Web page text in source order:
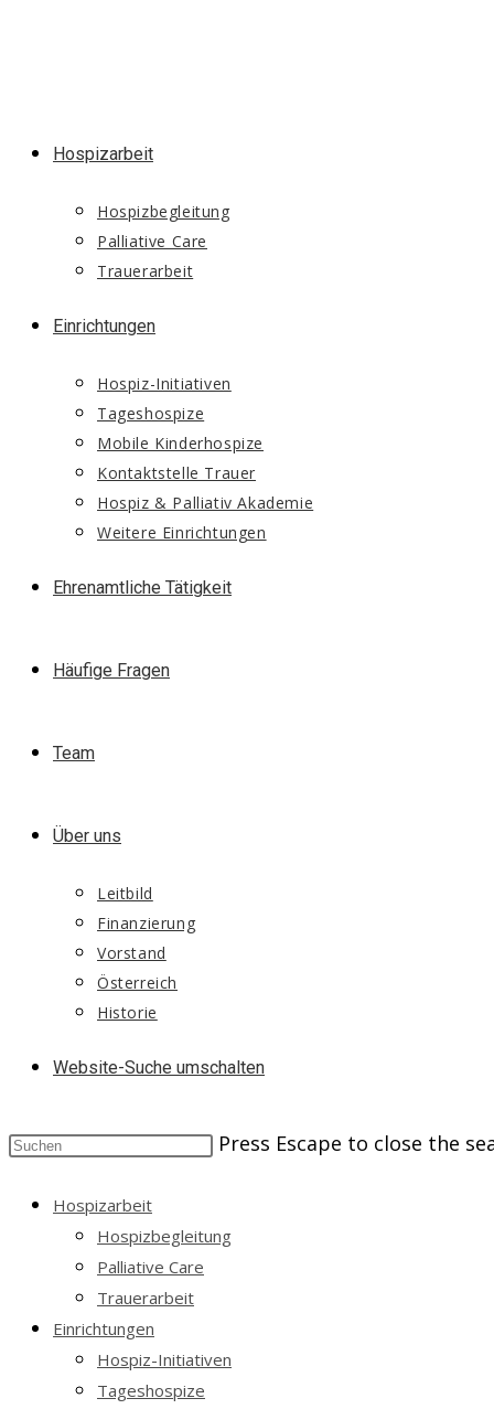
Hospizarbeit
Hospizbegleitung
Palliative Care
Trauerarbeit
Einrichtungen
Hospiz-Initiativen
Tageshospize
Mobile Kinderhospize
Kontaktstelle Trauer
Hospiz & Palliativ Akademie
Weitere Einrichtungen
Ehrenamtliche Tätigkeit
Häufige Fragen
Team
Über uns
Leitbild
Finanzierung
Vorstand
Österreich
Historie
Website-Suche umschalten
Press Escape to close the
Hospizarbeit
Hospizbegleitung
Palliative Care
Trauerarbeit
Einrichtungen
Hospiz-Initiativen
Tageshospize